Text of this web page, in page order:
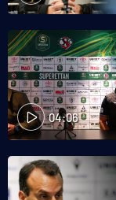
04:06